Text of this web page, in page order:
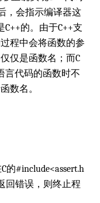
，会指示编译器这
的。由于C++支
程中会将函数的参
仅是函数名；而C
言代码的函数时不
数名。
的#include<assert.h
回错误，则终止程